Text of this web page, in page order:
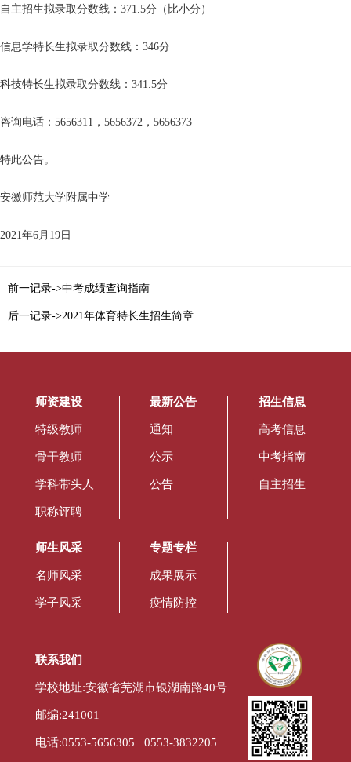
自主招生拟录取分数线：371.5分（比小分）
信息学特长生拟录取分数线：346分
科技特长生拟录取分数线：341.5分
咨询电话：5656311，5656372，5656373
特此公告。
安徽师范大学附属中学
2021年6月19日
前一记录->中考成绩查询指南
后一记录->2021年体育特长生招生简章
师资建设
特级教师
骨干教师
学科带头人
职称评聘
最新公告
通知
公示
公告
招生信息
高考信息
中考指南
自主招生
师生风采
名师风采
学子风采
专题专栏
成果展示
疫情防控
联系我们
学校地址:安徽省芜湖市银湖南路40号
邮编:241001
电话:0553-5656305 0553-3832205